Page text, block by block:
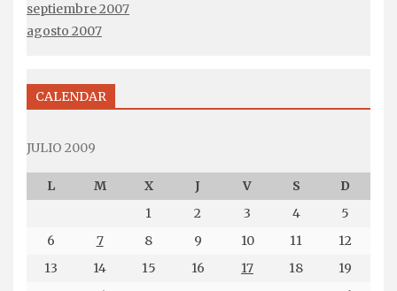
septiembre 2007
agosto 2007
CALENDAR
JULIO 2009
L M X J V S
D
1
2 3 4
5
6
7 8 9 10 11
12
13
14 15 16 17 18
19